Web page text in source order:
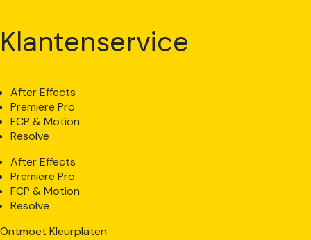
Klantenservice
After Effects
Premiere Pro
FCP & Motion
Resolve
After Effects
Premiere Pro
FCP & Motion
Resolve
Ontmoet Kleurplaten